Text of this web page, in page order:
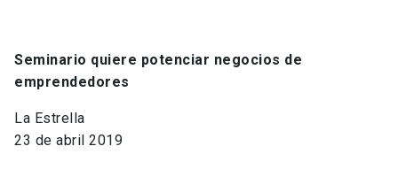
Seminario quiere potenciar negocios de
emprendedores
La Estrella
23 de abril 2019